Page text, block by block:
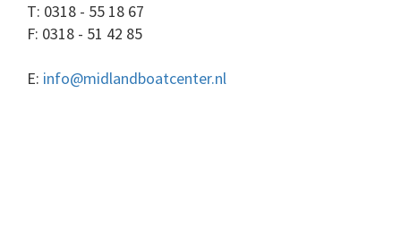
T: 0318 - 55 18 67
F: 0318 - 51 42 85
E: info@midlandboatcenter.nl